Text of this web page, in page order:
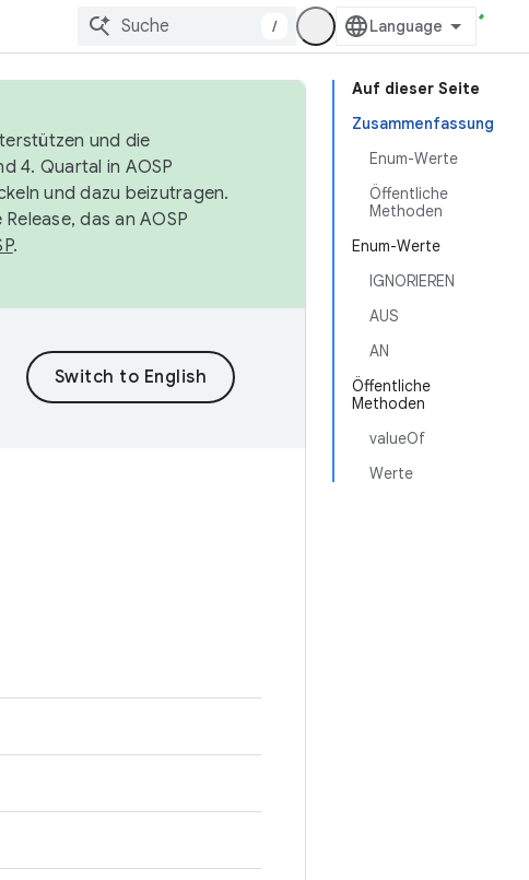
/
Auf dieser Seite
Zusammenfassung
Enum-Werte
Öffentliche
Methoden
Enum-Werte
IGNORIEREN
AUS
AN
Öffentliche
Methoden
valueOf
Werte
und die
4. Quartal in AOSP
und dazu beizutragen.
das an AOSP
.